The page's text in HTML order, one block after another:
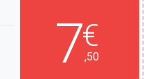
7€
,50